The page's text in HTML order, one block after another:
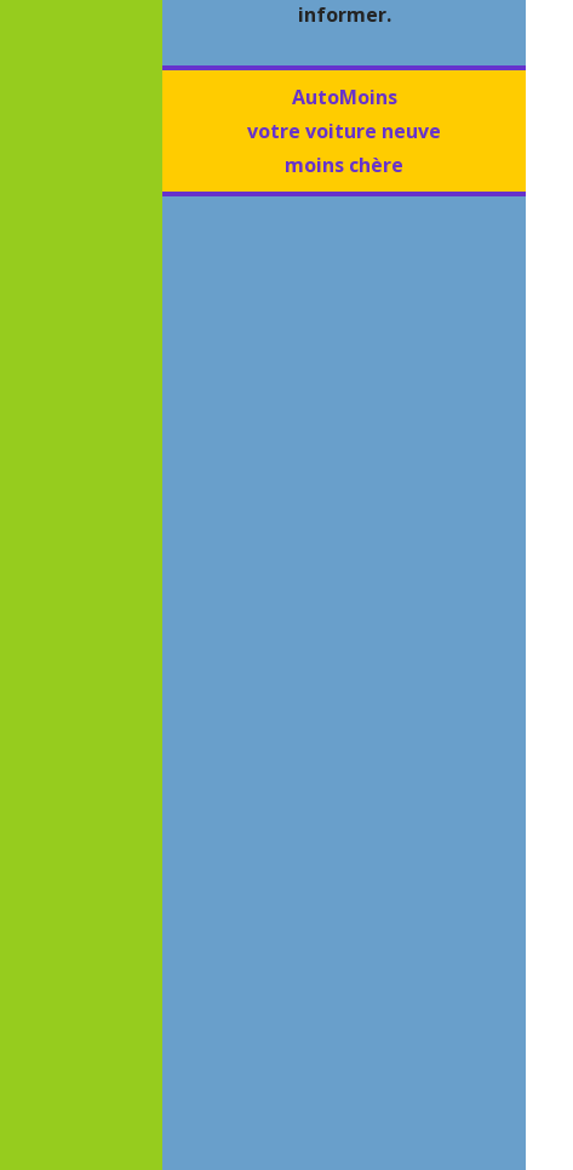
informer.
AutoMoins
votre voiture neuve
moins chère